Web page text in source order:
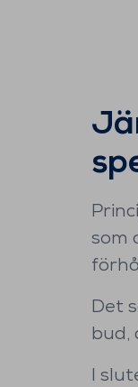
som
Det
bud,
I